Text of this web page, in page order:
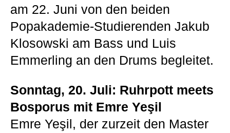
am 22. Juni von den beiden
Popakademie-Studierenden Jakub
Klosowski am Bass und Luis
Emmerling an den Drums begleitet.
Sonntag, 20. Juli: Ruhrpott meets
Bosporus mit Emre Yeşil
Emre Yeşil, der zurzeit den Master